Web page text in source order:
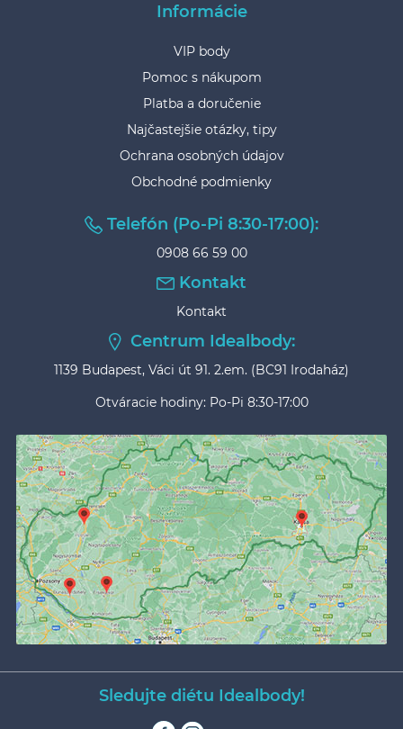
Informácie
VIP body
Pomoc s nákupom
Platba a doručenie
Najčastejšie otázky, tipy
Ochrana osobných údajov
Obchodné podmienky
Telefón (Po-Pi 8:30-17:00):
0908 66 59 00
Kontakt
Kontakt
Centrum Idealbody:
1139 Budapest, Váci út 91. 2.em. (BC91 Irodaház)
Otváracie hodiny: Po-Pi 8:30-17:00
Sledujte diétu Idealbody!